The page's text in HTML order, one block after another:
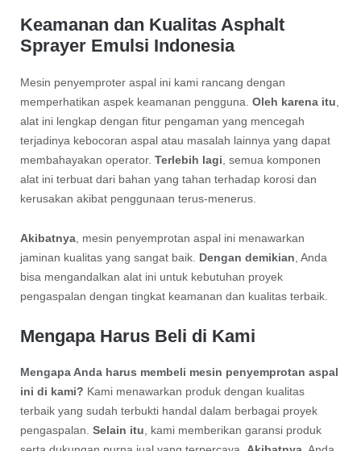
Keamanan dan Kualitas Asphalt
Sprayer Emulsi Indonesia
Mesin penyemproter aspal ini kami rancang dengan
memperhatikan aspek keamanan pengguna. Oleh karena itu
alat ini lengkap dengan fitur pengaman yang mencegah
terjadinya kebocoran aspal atau masalah lainnya yang dapat
membahayakan operator. Terlebih lagi , semua komponen
alat ini terbuat dari bahan yang tahan terhadap korosi dan
kerusakan akibat penggunaan terus-menerus.
Akibatnya, mesin penyemprotan aspal ini menawarkan
jaminan kualitas yang sangat baik. Dengan demikian , Anda
bisa mengandalkan alat ini untuk kebutuhan proyek
pengaspalan dengan tingkat keamanan dan kualitas terbaik.
Mengapa Harus Beli di Kami
Mengapa Anda harus membeli mesin penyemprotan aspal
ini di kami? Kami menawarkan produk dengan kualitas
terbaik yang sudah terbukti handal dalam berbagai proyek
pengaspalan. Selain itu, kami memberikan garansi produk